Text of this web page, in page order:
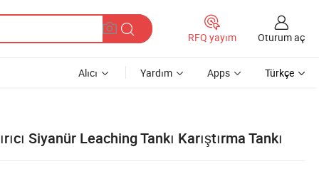
RFQ yayım Oturum aç
Alıcı Yardım Apps Türkçe
Siyanür Leaching Tankı Karıştırma Tankı